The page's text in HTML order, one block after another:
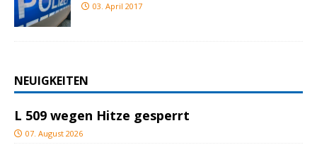
03. April 2017
NEUIGKEITEN
L 509 wegen Hitze gesperrt
07. August 2026